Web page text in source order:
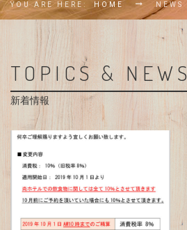
YOU ARE HERE: HOME NEWS
TOPICS & NEWS
新着情報